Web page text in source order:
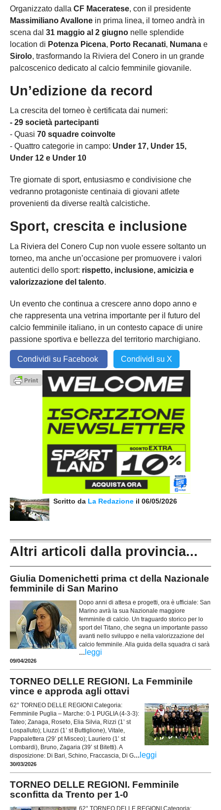
Organizzato dalla CF Maceratese, con il presidente
Massimiliano Avallone in prima linea, il torneo andrà in
scena dal 31 maggio al 2 giugno nelle splendide
location di Potenza Picena, Porto Recanati, Numana e
Sirolo, trasformando la Riviera del Conero in un grande
palcoscenico dedicato al calcio femminile giovanile.
Un’edizione da record
La crescita del torneo è certificata dai numeri:
- 29 società partecipanti
- Quasi 70 squadre coinvolte
- Quattro categorie in campo: Under 17, Under 15,
Under 12 e Under 10
Tre giornate di sport, entusiasmo e condivisione che
vedranno protagoniste centinaia di giovani atlete
provenienti da diverse realtà calcistiche.
Sport, crescita e inclusione
La Riviera del Conero Cup non vuole essere soltanto un
torneo, ma anche un’occasione per promuovere i valori
autentici dello sport: rispetto, inclusione, amicizia e
valorizzazione del talento.
Un evento che continua a crescere anno dopo anno e
che rappresenta una vetrina importante per il futuro del
calcio femminile italiano, in un contesto capace di unire
passione sportiva e bellezza del territorio marchigiano.
Condividi su Facebook Condividi su X
Scritto da La Redazione il 06/05/2026
Altri articoli dalla provincia...
Giulia Domenichetti prima ct della Nazionale
femminile di San Marino
Dopo anni di attesa e progetti, ora è ufficiale: San
Marino avrà la sua Nazionale maggiore
femminile di calcio. Un traguardo storico per lo
sport del Titano, che segna un importante passo
avanti nello sviluppo e nella valorizzazione del
calcio femminile. Alla guida della squadra ci sarà
... leggi
09/04/2026
TORNEO DELLE REGIONI. La Femminile
vince e approda agli ottavi
62° TORNEO DELLE REGIONI Categoria:
Femminile Puglia – Marche: 0-1 PUGLIA (4-3-3):
Tateo; Zanaga, Roseto, Elia Silvia, Rizzi (1’ st
Lospalluto); Liuzzi (1’ st Buttiglione), Vitale,
Pappalettera (29’ pt Misceo); Lauriero (1’ st
Lombardi), Bruno, Zagaria (39’ st Bitetti). A
disposizione: Di Bari, Schino, Fraccascia, Di G... leggi
30/03/2026
TORNEO DELLE REGIONI. Femminile
sconfitta da Trento per 1-0